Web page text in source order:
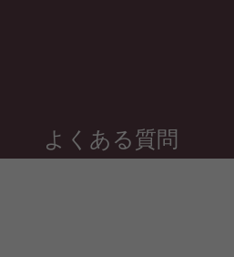
よくある質問